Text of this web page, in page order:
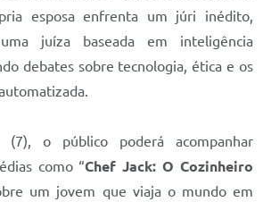
esposa enfrenta um júri inédito,
juíza baseada em inteligência
debates sobre tecnologia, ética e os
o público poderá acompanhar
como “Chef Jack: O Cozinheiro
um jovem que viaja o mundo em